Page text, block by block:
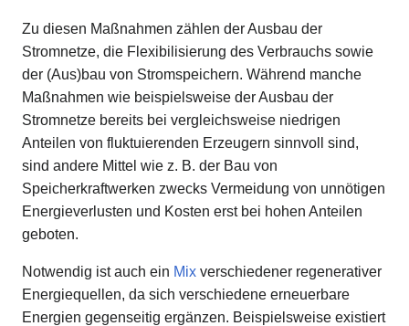
Zu diesen Maßnahmen zählen der Ausbau der
Stromnetze, die Flexibilisierung des Verbrauchs sowie
der (Aus)bau von Stromspeichern. Während manche
Maßnahmen wie beispielsweise der Ausbau der
Stromnetze bereits bei vergleichsweise niedrigen
Anteilen von fluktuierenden Erzeugern sinnvoll sind,
sind andere Mittel wie z. B. der Bau von
Speicherkraftwerken zwecks Vermeidung von unnötigen
Energieverlusten und Kosten erst bei hohen Anteilen
geboten.
Notwendig ist auch ein Mix verschiedener regenerativer
Energiequellen, da sich verschiedene erneuerbare
Energien gegenseitig ergänzen. Beispielsweise existiert